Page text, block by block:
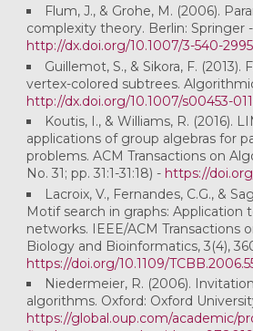
Flum, J., & Grohe, M. (2006).
complexity theory. Berlin: Springer -
http://dx.doi.org/10.1007/3-540-
Guillemot, S., & Sikora, F.
vertex-colored subtrees.
http://dx.doi.org/10.1007/s00453-
Koutis, I., & Williams, R. (2016).
applications of group algebras for
problems. ACM Transactions on
No. 31; pp. 31:1-31:18) - https://
Lacroix, V., Fernandes, C.G., &
Motif search in graphs: Application
networks. IEEE/ACM Transactions
Biology and Bioinformatics, 3(4),
https://doi.org/10.1109/
Niedermeier, R. (2006).
algorithms. Oxford: Oxford
https://global.oup.com/academic/